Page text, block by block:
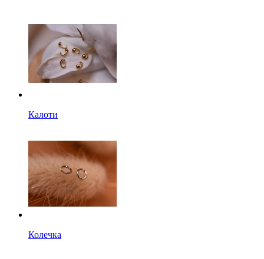
Калоти
Колечка